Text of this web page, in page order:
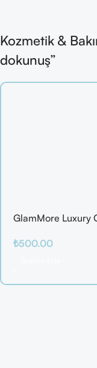
Kozmetik &
dokunuş”
GlamMore Luxury
₺500.00